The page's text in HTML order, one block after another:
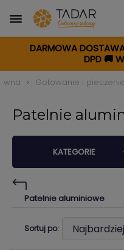
DARMOWA
DPD🚚
Gotowanie i pieczenie
Patelnie
Patelnie aluminiowe
KATEGORIE
Sortuj po: